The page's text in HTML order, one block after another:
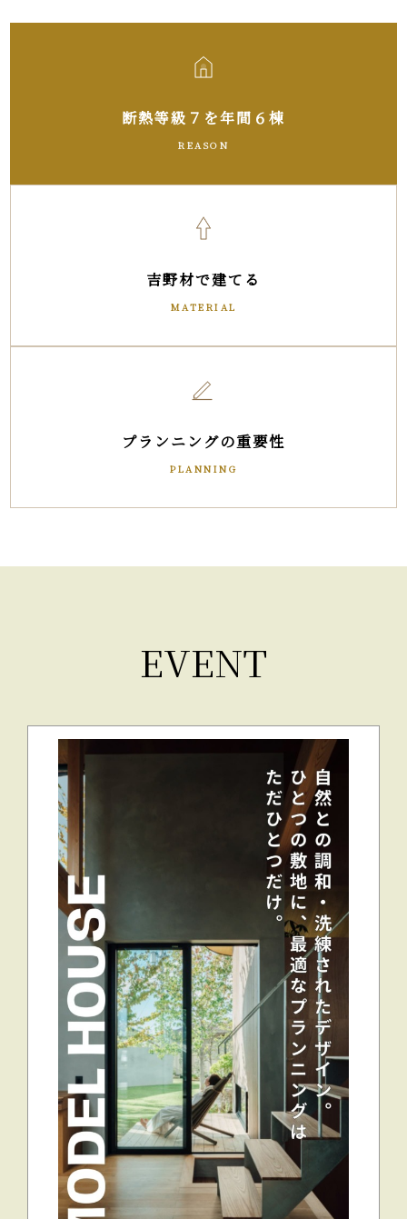
断熱等級７を年間６棟
REASON
吉野材で建てる
MATERIAL
プランニングの重要性
PLANNING
EVENT